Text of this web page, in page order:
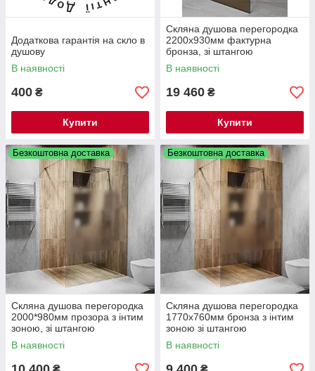
Додаткова гарантія на скло в
душову
В наявності
400 ₴
Купити
Скляна душова перегородка
2200х930мм фактурна
бронза, зі штангою
В наявності
19 460 ₴
Купити
Безкоштовна доставка
Скляна душова перегородка
2000*980мм прозора з інтим
зоною, зі штангою
В наявності
Безкоштовна доставка
Скляна душова перегородка
1770х760мм бронза з інтим
зоною зі штангою
В наявності